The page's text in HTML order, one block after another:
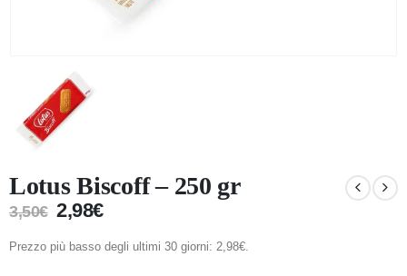
Lotus Biscoff – 250 gr
3,50€ 2,98€
Prezzo più basso degli ultimi 30 giorni: 2,98€.